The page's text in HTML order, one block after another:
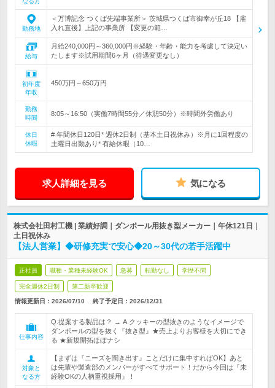
勤務地
＜万博記念 つくば先端事業所＞ 茨城県つくば市御幸が丘18 【雇
入れ直後】上記の事業所 【変更の範…
給与
月給240,000円～360,000円※経験・年齢・能力を考慮して決定い
たします※試用期間6ヶ月（待遇変更なし）
初年度
年収
450万円～650万円
勤務
時間
8:05～16:50（実働7時間55分／休憩50分）※時間外労働あり
休日
休暇
# 年間休日120日* 週休2日制（基本土日祝休み）※月に1回程度の
土曜日出勤あり* 有給休暇（10…
求人詳細を見る 気になる
株式会社田村工機 | 業績好調｜ダンボール用抜き型メーカー｜年休121日｜
土日祝休み
【法人営業】◆研修充実で安心◆20～30代の若手活躍中
正社員 職種・業種未経験OK 急募 転勤なし 学歴不問
完全週休2日制 第二新卒歓迎
情報更新日：2026/07/10 終了予定日： 2026/12/31
仕事内容
Q.提案する製品は？ → A.クッキーの型抜きのようなイメージで
ダンボールの型を抜く『抜き型』★売上よりお客様を大切にでき
る ★新規開拓ほぼナシ
対象と
なる方
【まずは『ニーズを聞き出す』ことだけに集中すればOK】あと
は先輩や製造部のメンバーがすべてサポート！だから今回は『未
経験OKの人柄重視採用』！